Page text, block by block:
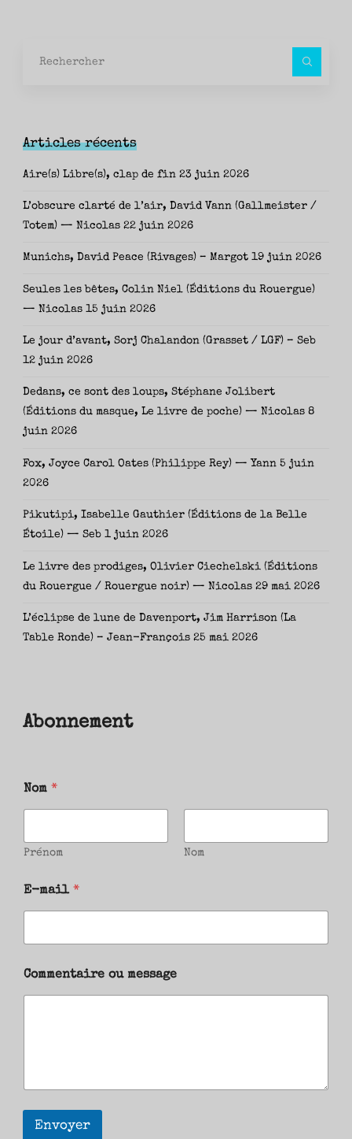
Articles récents
Aire(s) Libre(s), clap de fin 23 juin 2026
L’obscure clarté de l’air, David Vann (Gallmeister /
Totem) — Nicolas 22 juin 2026
Munichs, David Peace (Rivages) – Margot 19 juin 2026
Seules les bêtes, Colin Niel (Éditions du Rouergue)
— Nicolas 15 juin 2026
Le jour d’avant, Sorj Chalandon (Grasset / LGF) – Seb
12 juin 2026
Dedans, ce sont des loups, Stéphane Jolibert
(Éditions du masque, Le livre de poche) — Nicolas 8
juin 2026
Fox, Joyce Carol Oates (Philippe Rey) — Yann 5 juin
2026
Pikutipi, Isabelle Gauthier (Éditions de la Belle
Étoile) — Seb 1 juin 2026
Le livre des prodiges, Olivier Ciechelski (Éditions
du Rouergue / Rouergue noir) — Nicolas 29 mai 2026
L’éclipse de lune de Davenport, Jim Harrison (La
Table Ronde) – Jean-François 25 mai 2026
Abonnement
Nom *
Prénom Nom
E-mail *
Commentaire ou message
Envoyer